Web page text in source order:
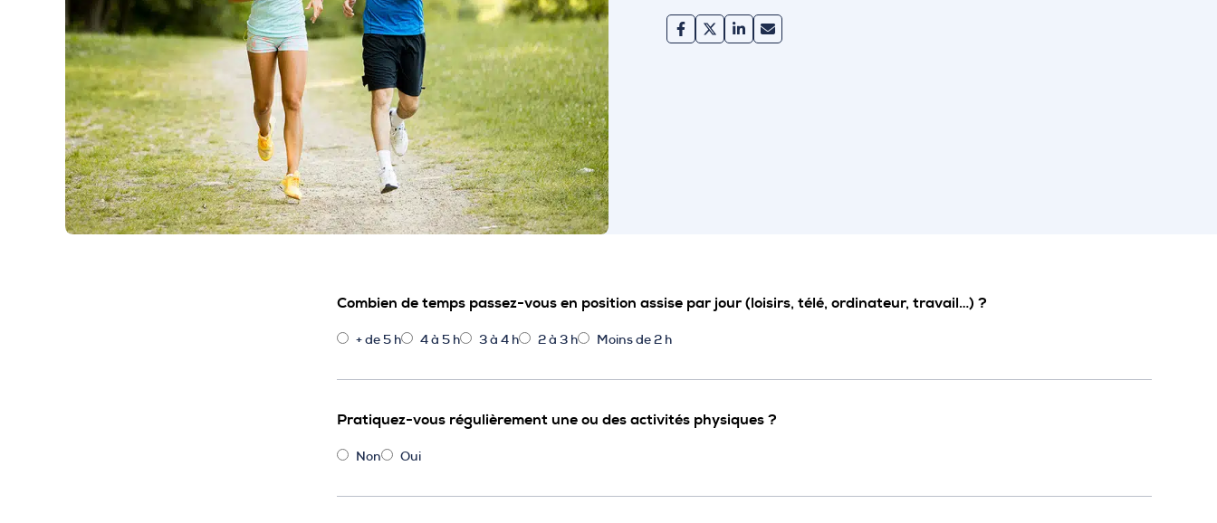
Combien de temps passez-vous en position assise par jour (loisirs, télé, ordinateur, travail…) ?
+ de 5 h 4 à 5 h 3 à 4 h 2 à 3 h Moins de 2 h
Pratiquez-vous régulièrement une ou des activités physiques ?
Non Oui